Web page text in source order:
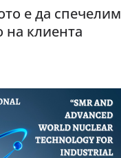
е да спечелим
на клиента